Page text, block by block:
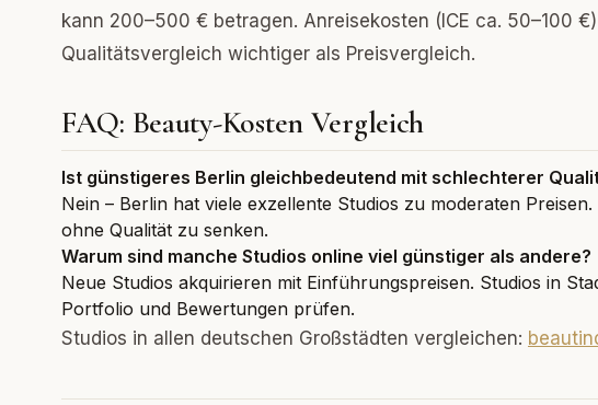
kann 200–500 € betragen. Anreisekosten (ICE ca. 50–100
Qualitätsvergleich wichtiger als Preisvergleich.
FAQ: Beauty-Kosten Vergleich
Ist günstigeres Berlin gleichbedeutend mit schlechterer
Nein – Berlin hat viele exzellente Studios zu moderaten
ohne Qualität zu senken.
Warum sind manche Studios online viel günstiger als andere?
Neue Studios akquirieren mit Einführungspreisen. Studios in
Portfolio und Bewertungen prüfen.
Studios in allen deutschen Großstädten vergleichen: